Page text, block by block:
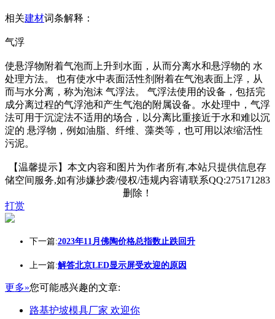
相关建材词条解释：
气浮
使悬浮物附着气泡而上升到水面，从而分离水和悬浮物的 水
处理方法。 也有使水中表面活性剂附着在气泡表面上浮，从
而与水分离，称为泡沫 气浮法。 气浮法使用的设备，包括完
成分离过程的气浮池和产生气泡的附属设备。水处理中，气浮
法可用于沉淀法不适用的场合，以分离比重接近于水和难以沉
淀的 悬浮物，例如油脂、纤维、藻类等，也可用以浓缩活性
污泥。
【温馨提示】本文内容和图片为作者所有,本站只提供信息存
储空间服务,如有涉嫌抄袭/侵权/违规内容请联系QQ:275171283
删除！
打赏
下一篇:2023年11月佛陶价格总指数止跌回升
上一篇:解答北京LED显示屏受欢迎的原因
更多»您可能感兴趣的文章:
路基护坡模具厂家 欢迎你